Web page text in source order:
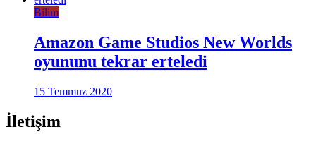
Bilim
Amazon Game Studios New Worlds
oyununu tekrar erteledi
15 Temmuz 2020
İletişim